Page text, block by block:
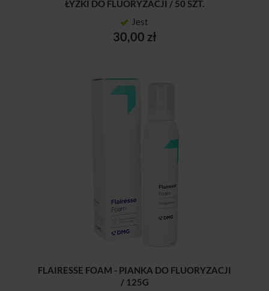
ŁYŻKI DO FLUORYZACJI / 50 SZT.
Jest
30,00 zł
FLAIRESSE FOAM - PIANKA DO FLUORYZACJI
/ 125G